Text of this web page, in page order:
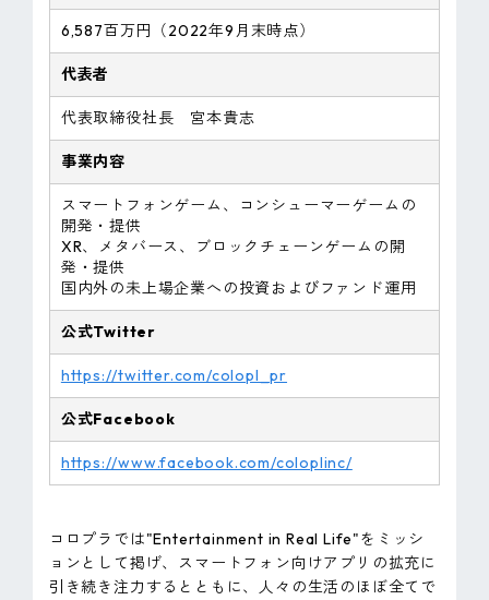
6,587百万円（2022年9月末時点）
代表者
代表取締役社長 宮本貴志
事業内容
スマートフォンゲーム、コンシューマーゲームの
開発・提供
XR、メタバース、ブロックチェーンゲームの開
発・提供
国内外の未上場企業への投資およびファンド運用
公式Twitter
https://twitter.com/colopl_pr
公式Facebook
https://www.facebook.com/coloplinc/
コロプラでは"Entertainment in Real Life"をミッシ
ョンとして掲げ、スマートフォン向けアプリの拡充に
引き続き注力するとともに、人々の生活のほぼ全てで